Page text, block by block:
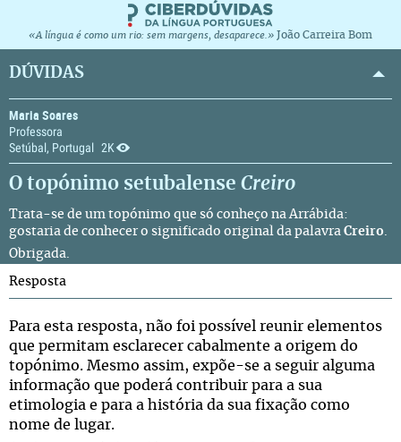
«A língua é como um rio: sem margens, desaparece.» João Carreira Bom
DÚVIDAS
Maria Soares
Professora
Setúbal, Portugal 2K
O topónimo setubalense Creiro
Trata-se de um topónimo que só conheço naArrábida:
gostaria de conhecer o significado original da palavra Creiro.
Obrigada.
Resposta
Para esta resposta, não foi possível reunir elementos
que permitam esclarecer cabalmente a origem do
topónimo. Mesmo assim, expõe-se a seguir alguma
informação que poderá contribuir para a sua
etimologia e para a história da sua fixação como
nome de lugar.